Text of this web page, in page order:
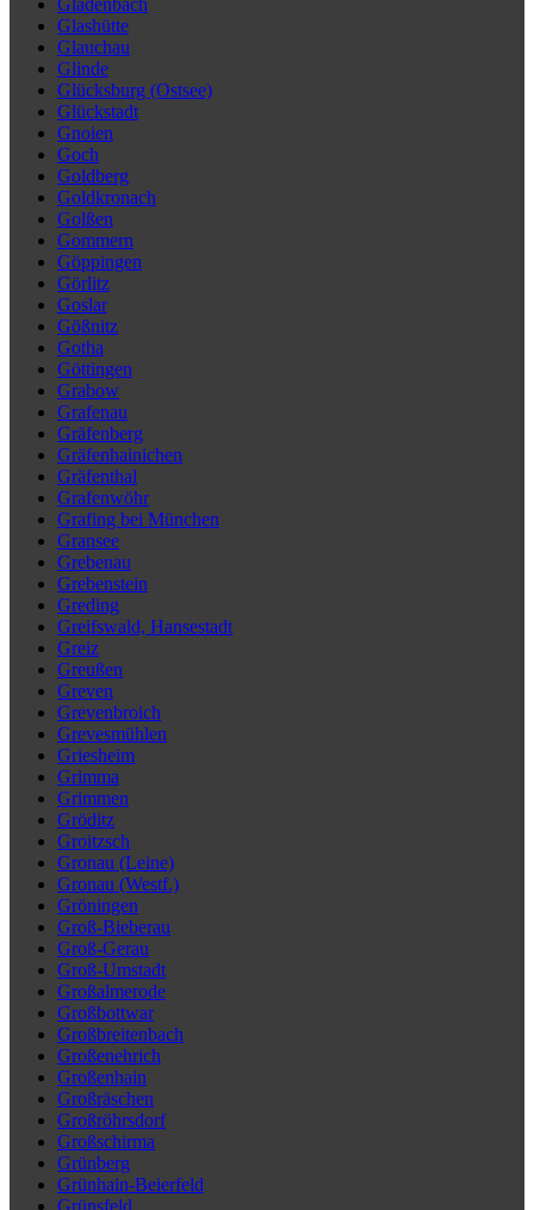
Gladenbach
Glashütte
Glauchau
Glinde
Glücksburg (Ostsee)
Glückstadt
Gnoien
Goch
Goldberg
Goldkronach
Golßen
Gommern
Göppingen
Görlitz
Goslar
Gößnitz
Gotha
Göttingen
Grabow
Grafenau
Gräfenberg
Gräfenhainichen
Gräfenthal
Grafenwöhr
Grafing bei München
Gransee
Grebenau
Grebenstein
Greding
Greifswald, Hansestadt
Greiz
Greußen
Greven
Grevenbroich
Grevesmühlen
Griesheim
Grimma
Grimmen
Gröditz
Groitzsch
Gronau (Leine)
Gronau (Westf.)
Gröningen
Groß-Bieberau
Groß-Gerau
Groß-Umstadt
Großalmerode
Großbottwar
Großbreitenbach
Großenehrich
Großenhain
Großräschen
Großröhrsdorf
Großschirma
Grünberg
Grünhain-Beierfeld